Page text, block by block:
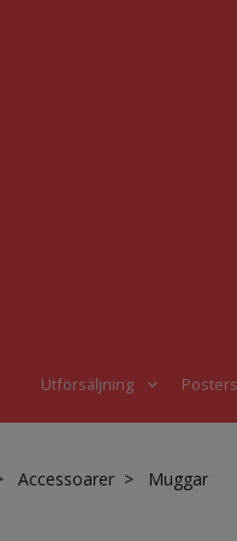
Utförsäljning Posters
Accessoarer Muggar